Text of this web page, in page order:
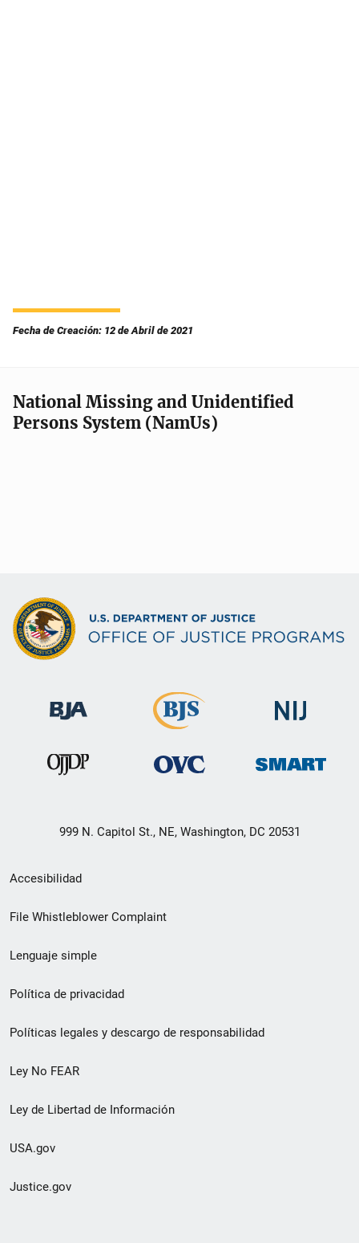
Fecha de Creación: 12 de Abril de 2021
National Missing and Unidentified
Persons System (NamUs)
999 N. Capitol St., NE, Washington, DC 20531
Menú
de
de
pie
de
página
Accesibilidad
File Whistleblower Complaint
Lenguaje simple
Política de privacidad
Políticas legales y descargo de responsabilidad
Ley No FEAR
Ley de Libertad de Información
USA.gov
Justice.gov